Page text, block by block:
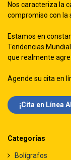
Nos caracteriza la
compromiso con la
Estamos en
Tendencias
que realmente
Agende su cita en
¡Cita en Línea
Categorías
Bolígrafos